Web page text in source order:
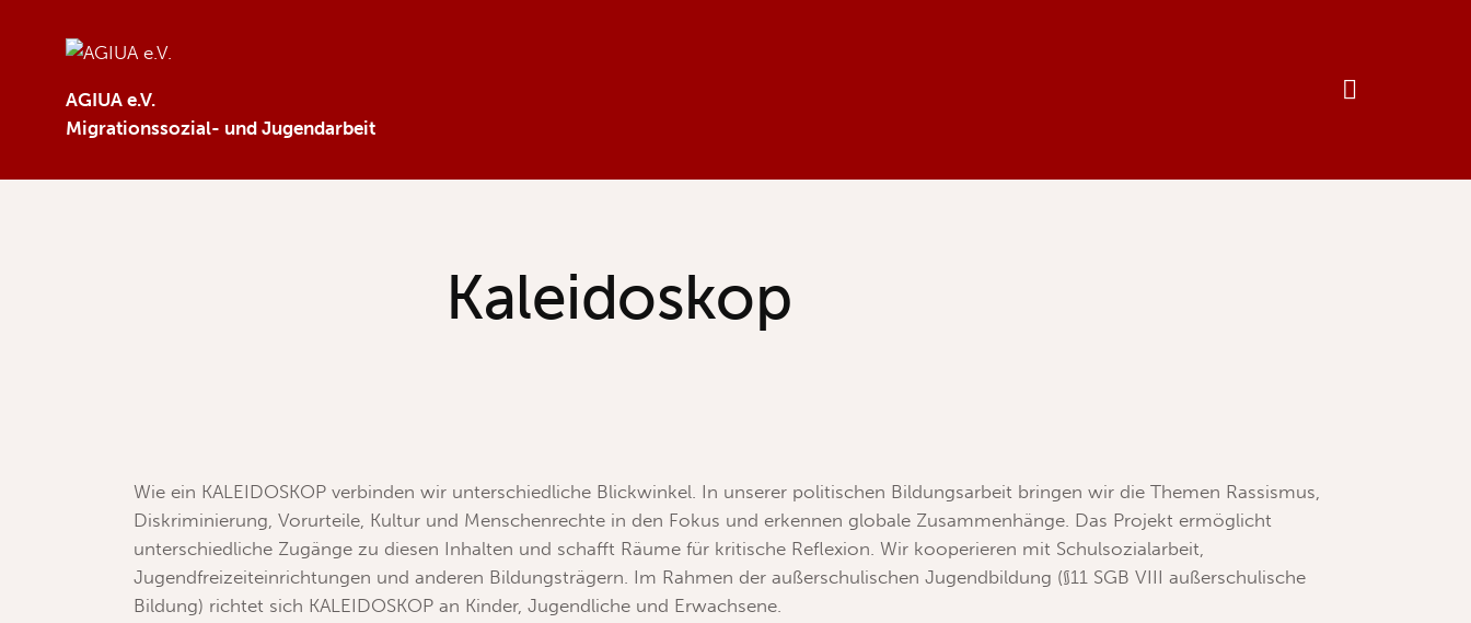
AGIUA e.V.
Migrationssozial- und Jugendarbeit
Kaleidoskop
Wie ein KALEIDOSKOP verbinden wir unterschiedliche Blickwinkel. In unserer politischen Bildungsarbeit bringen wir die Themen Rassismus,
Diskriminierung, Vorurteile, Kultur und Menschenrechte in den Fokus und erkennen globale Zusammenhänge. Das Projekt ermöglicht
unterschiedliche Zugänge zu diesen Inhalten und schafft Räume für kritische Reflexion. Wir kooperieren mit Schulsozialarbeit,
Jugendfreizeiteinrichtungen und anderen Bildungsträgern. Im Rahmen der außerschulischen Jugendbildung (§11 SGB VIII außerschulische
Bildung) richtet sich KALEIDOSKOP an Kinder, Jugendliche und Erwachsene.